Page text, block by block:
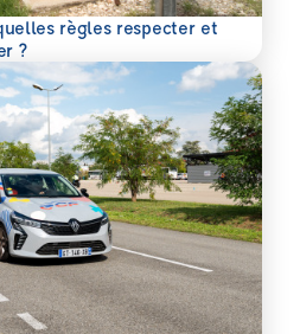
règles respecter et
?